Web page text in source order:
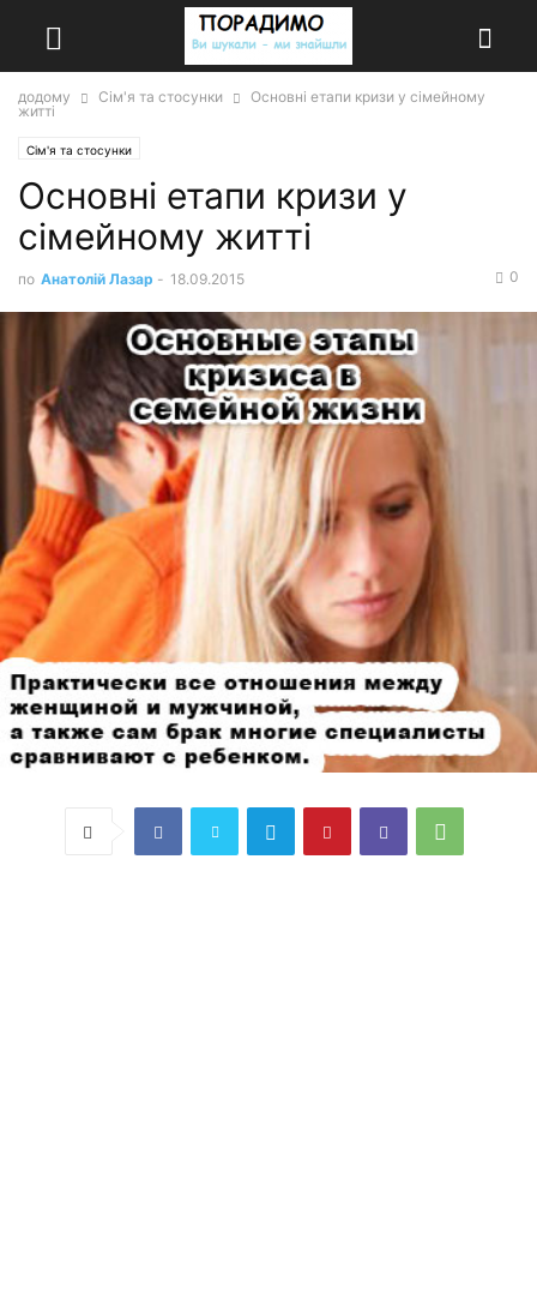
додому Сім'я та стосунки
Основні етапи кризи у сімейному
житті
Сім'я та стосунки
Основні етапи кризи у
сімейному житті
по Анатолій Лазар - 18.09.2015 0